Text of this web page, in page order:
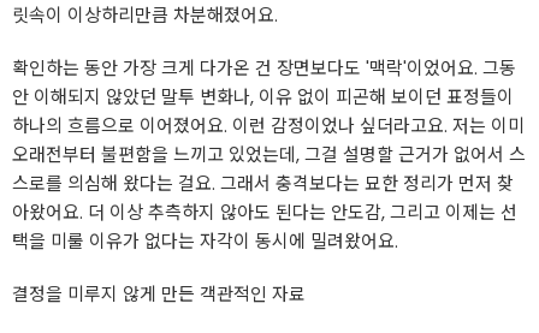
릿속이 이상하리만큼 차분해졌어요.
확인하는 동안 가장 크게 다가온 건 장면보다도 '맥락'이었어요. 그동
안 이해되지 않았던 말투 변화나, 이유 없이 피곤해 보이던 표정들이
하나의 흐름으로 이어졌어요. 이런 감정이었나 싶더라고요. 저는 이미
오래전부터 불편함을 느끼고 있었는데, 그걸 설명할 근거가 없어서 스
스로를 의심해 왔다는 걸요. 그래서 충격보다는 묘한 정리가 먼저 찾
아왔어요. 더 이상 추측하지 않아도 된다는 안도감, 그리고 이제는 선
택을 미룰 이유가 없다는 자각이 동시에 밀려왔어요.
결정을 미루지 않게 만든 객관적인 자료